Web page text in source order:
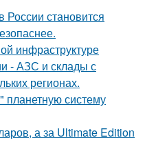
становится
инфраструктуре
- АЗС и склады с
регионах.
систему
а за Ultimate Edition